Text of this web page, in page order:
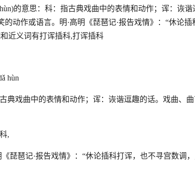
hùn)的意思：科：指古典戏曲中的表情和动作；诨：诙
的动作或语言。明·高明《琵琶记·报告戏情》：“休论
近义词有打诨插科,打诨插科
hùn
典戏曲中的表情和动作；诨：诙谐逗趣的话。戏曲、
,
《琵琶记·报告戏情》：“休论插科打诨，也不寻宫数调